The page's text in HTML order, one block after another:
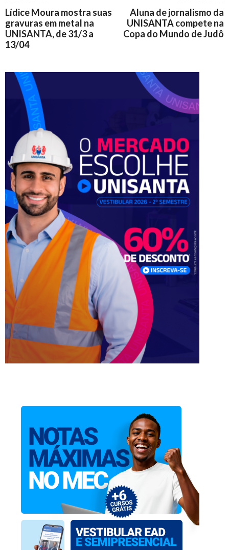
Lídice Moura mostra suas
gravuras em metal na
UNISANTA, de 31/3 a
13/04
Aluna de jornalismo da
UNISANTA compete na
Copa do Mundo de Judô